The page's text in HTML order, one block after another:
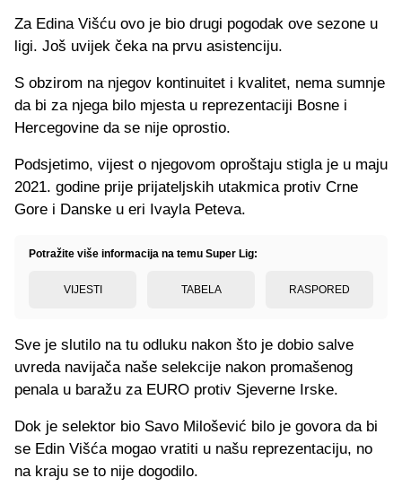
Za Edina Višću ovo je bio drugi pogodak ove sezone u
ligi. Još uvijek čeka na prvu asistenciju.
S obzirom na njegov kontinuitet i kvalitet, nema sumnje
da bi za njega bilo mjesta u reprezentaciji Bosne i
Hercegovine da se nije oprostio.
Podsjetimo, vijest o njegovom oproštaju stigla je u maju
2021. godine prije prijateljskih utakmica protiv Crne
Gore i Danske u eri Ivayla Peteva.
Potražite više informacija na temu Super Lig:
VIJESTI TABELA RASPORED
Sve je slutilo na tu odluku nakon što je dobio salve
uvreda navijača naše selekcije nakon promašenog
penala u baražu za EURO protiv Sjeverne Irske.
Dok je selektor bio Savo Milošević bilo je govora da bi
se Edin Višća mogao vratiti u našu reprezentaciju, no
na kraju se to nije dogodilo.